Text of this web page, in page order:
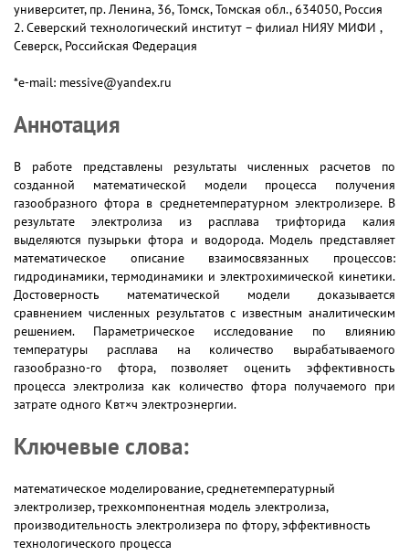
университет, пр. Ленина, 36, Томск, Томская обл., 634050, Россия
2. Северский технологический институт – филиал НИЯУ МИФИ ,
Северск, Российская Федерация
*e-mail: messive@yandex.ru
Аннотация
В работе представлены результаты численных расчетов по
созданной математической модели процесса получения
газообразного фтора в среднетемпературном электролизере. В
результате электролиза из расплава трифторида калия
выделяются пузырьки фтора и водорода. Модель представляет
математическое описание взаимосвязанных процессов:
гидродинамики, термодинамики и электрохимической кинетики.
Достоверность математической модели доказывается
сравнением численных результатов с известным аналитическим
решением. Параметрическое исследование по влиянию
температуры расплава на количество вырабатываемого
газообразно-го фтора, позволяет оценить эффективность
процесса электролиза как количество фтора получаемого при
затрате одного Квт×ч электроэнергии.
Ключевые слова:
математическое моделирование, среднетемпературный
электролизер, трехкомпонентная модель электролиза,
производительность электролизера по фтору, эффективность
технологического процесса